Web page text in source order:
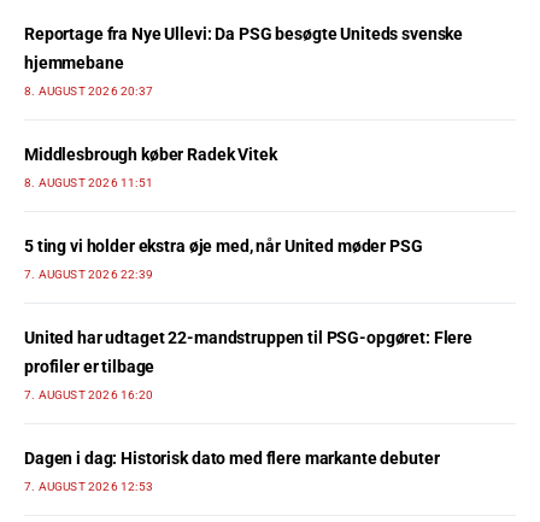
Reportage fra Nye Ullevi: Da PSG besøgte Uniteds svenske
hjemmebane
8. AUGUST 2026 20:37
Middlesbrough køber Radek Vitek
8. AUGUST 2026 11:51
5 ting vi holder ekstra øje med, når United møder PSG
7. AUGUST 2026 22:39
United har udtaget 22-mandstruppen til PSG-opgøret: Flere
profiler er tilbage
7. AUGUST 2026 16:20
Dagen i dag: Historisk dato med flere markante debuter
7. AUGUST 2026 12:53